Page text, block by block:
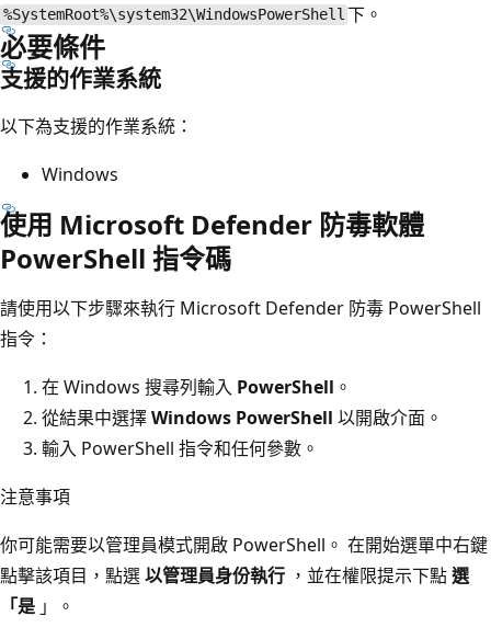
%SystemRoot%\system32\WindowsPowerShell 下。
必要條件
支援的作業系統
以下為支援的作業系統：
Windows
使用 Microsoft Defender 防毒軟體
PowerShell 指令碼
請使用以下步驟來執行 Microsoft Defender 防毒 PowerShell
指令：
在 Windows 搜尋列輸入 PowerShell 。
從結果中選擇Windows PowerShell 以開啟介面。
輸入 PowerShell 指令和任何參數。
注意事項
你可能需要以管理員模式開啟 PowerShell。 在開始選單中右鍵
點擊該項目，點選以管理員身份執行 ，並在權限提示下點選
「是」。